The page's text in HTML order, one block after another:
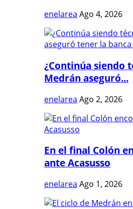
enelarea Ago 4, 2026
¿Continúa siendo
Medrán aseguró...
enelarea Ago 2, 2026
En el final Colón
ante Acasusso
enelarea Ago 1, 2026